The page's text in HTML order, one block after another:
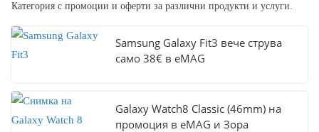
Категория с промоции и оферти за различни продукти и услуги.
Samsung Galaxy Fit3 вече струва
само 38€ в eMAG
Galaxy Watch8 Classic (46mm) на
промоция в eMAG и Зора